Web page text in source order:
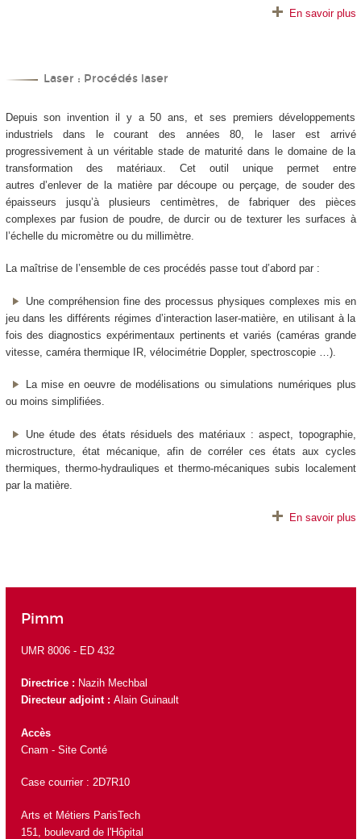
En savoir plus
Laser : Procédés laser
Depuis son invention il y a 50 ans, et ses premiers développements
industriels dans le courant des années 80, le laser est arrivé
progressivement à un véritable stade de maturité dans le domaine de la
transformation des matériaux. Cet outil unique permet entre
autres d’enlever de la matière par découpe ou perçage, de souder des
épaisseurs jusqu’à plusieurs centimètres, de fabriquer des pièces
complexes par fusion de poudre, de durcir ou de texturer les surfaces à
l’échelle du micromètre ou du millimètre.
La maîtrise de l’ensemble de ces procédés passe tout d’abord par :
Une compréhension fine des processus physiques complexes mis en
jeu dans les différents régimes d’interaction laser-matière, en utilisant à la
fois des diagnostics expérimentaux pertinents et variés (caméras grande
vitesse, caméra thermique IR, vélocimétrie Doppler, spectroscopie …).
La mise en oeuvre de modélisations ou simulations numériques plus
ou moins simplifiées.
Une étude des états résiduels des matériaux : aspect, topographie,
microstructure, état mécanique, afin de corréler ces états aux cycles
thermiques, thermo-hydrauliques et thermo-mécaniques subis localement
par la matière.
En savoir plus
Pimm
UMR 8006 - ED 432
Directrice : Nazih Mechbal
Directeur adjoint : Alain Guinault
Accès
Cnam - Site Conté
Case courrier : 2D7R10
Arts et Métiers ParisTech
151, boulevard de l'Hôpital